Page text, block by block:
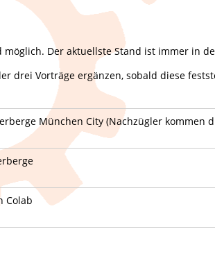
Der aktuellste Stand ist immer in
drei Vorträge ergänzen, sobald diese
München City (Nachzügler kommen
Colab